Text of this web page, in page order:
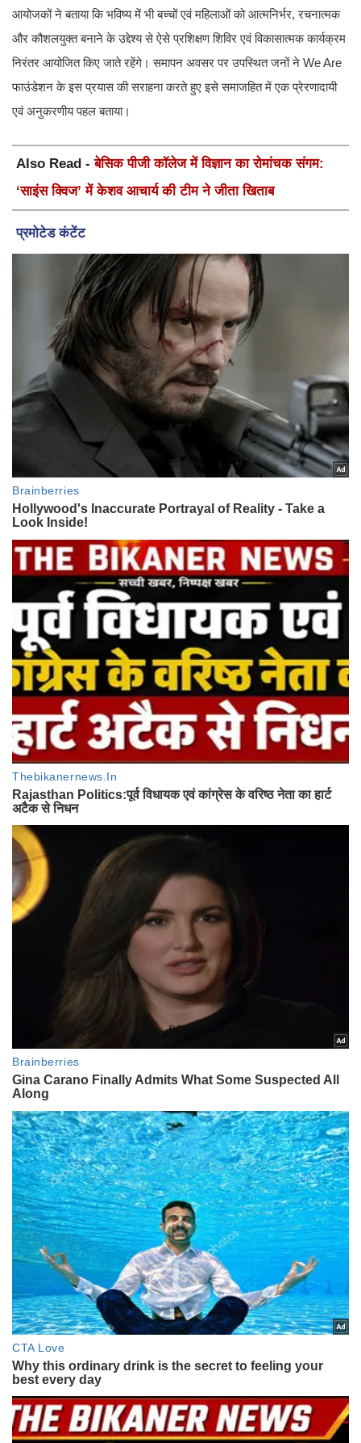
आयोजकों ने बताया कि भविष्य में भी बच्चों एवं महिलाओं को आत्मनिर्भर, रचनात्मक
और कौशलयुक्त बनाने के उद्देश्य से ऐसे प्रशिक्षण शिविर एवं विकासात्मक कार्यक्रम
निरंतर आयोजित किए जाते रहेंगे। समापन अवसर पर उपस्थित जनों ने We Are
फाउंडेशन के इस प्रयास की सराहना करते हुए इसे समाजहित में एक प्रेरणादायी
एवं अनुकरणीय पहल बताया।
Also Read -बेसिक पीजी कॉलेज में विज्ञान का रोमांचक संगम:
‘साइंस क्विज’ में केशव आचार्य की टीम ने जीता खिताब